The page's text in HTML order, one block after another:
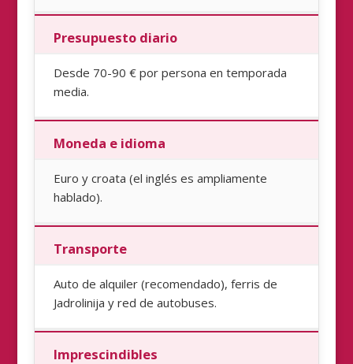
Presupuesto diario
Desde 70-90 € por persona en temporada
media.
Moneda e idioma
Euro y croata (el inglés es ampliamente
hablado).
Transporte
Auto de alquiler (recomendado), ferris de
Jadrolinija y red de autobuses.
Imprescindibles